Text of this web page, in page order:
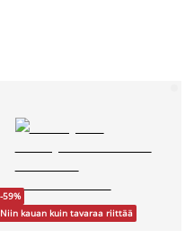
-59%
Niin kauan kuin tavaraa riittää